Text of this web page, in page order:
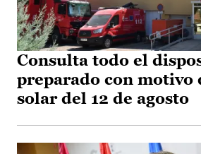
Consulta todo el
preparado con motivo
solar del 12 de agosto